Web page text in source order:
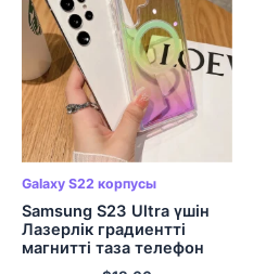
Galaxy S22 корпусы
Samsung S23 Ultra үшін
Лазерлік градиентті
магнитті таза телефон
корпусы Samsung Galaxy